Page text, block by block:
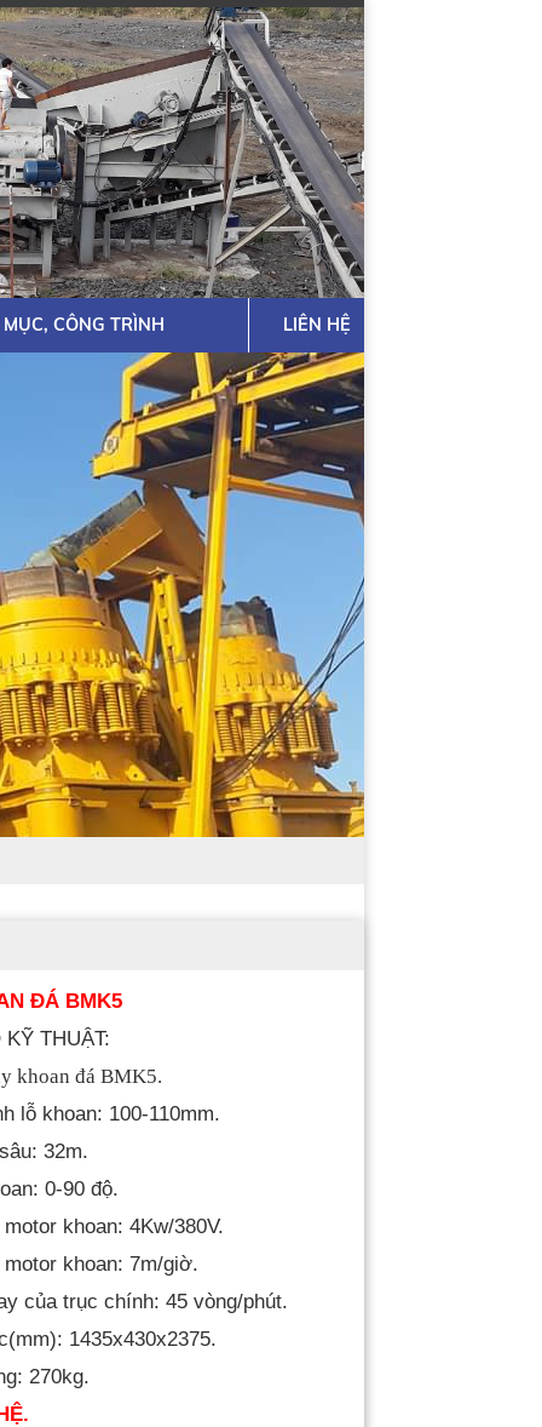
CÔNG TRÌNH LIÊN HỆ
ĐÁ BMK5
THUẬT:
khoan đá BMK5.
lỗ khoan: 100-110mm.
32m.
0-90 độ.
khoan: 4Kw/380V.
khoan: 7m/giờ.
của trục chính: 45 vòng/phút.
1435x430x2375.
270kg.